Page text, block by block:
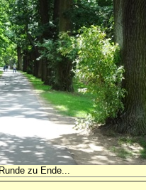
zu Ende...